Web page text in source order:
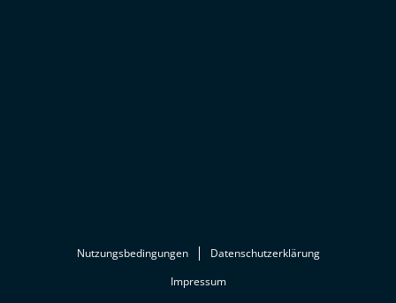
Nutzungsbedingungen
Datenschutzerklärung
Impressum